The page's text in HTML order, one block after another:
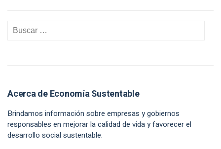
Acerca de Economía Sustentable
Brindamos información sobre empresas y gobiernos
responsables en mejorar la calidad de vida y favorecer el
desarrollo social sustentable.